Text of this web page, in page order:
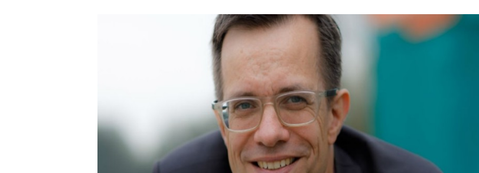
Gedragsverandering
Influencer marketing
Interne communicatie
Martech
Purpose Marketing
Reputatie & crisis